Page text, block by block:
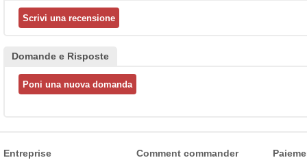
Domande e Risposte
Entreprise Comment commander